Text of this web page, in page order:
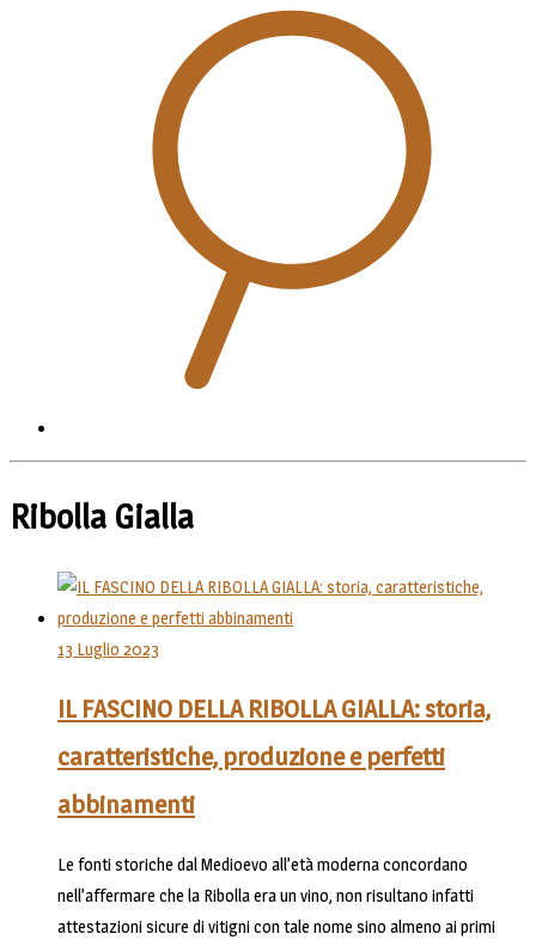
Ribolla Gialla
13 Luglio 2023
IL FASCINO DELLA RIBOLLA GIALLA: storia,
caratteristiche, produzione e perfetti
abbinamenti
Le fonti storiche dal Medioevo all’età moderna concordano
nell’affermare che la Ribolla era un vino, non risultano infatti
attestazioni sicure di vitigni con tale nome sino almeno ai primi